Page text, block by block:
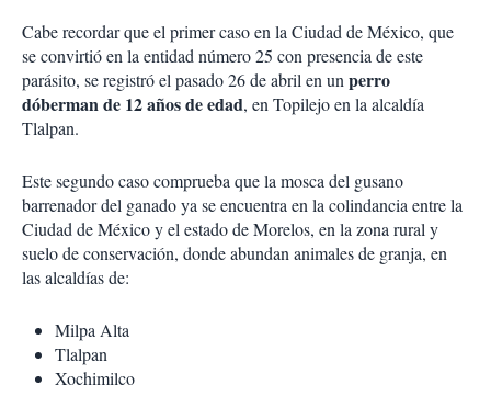
Cabe recordar que el primer caso en la Ciudad de México, que
se convirtió en la entidad número 25 con presencia de este
parásito, se registró el pasado 26 de abril en unperro
dóberman de 12 años de edad, en Topilejo en la alcaldía
Tlalpan.
Este segundo caso comprueba que la mosca del gusano
barrenador del ganado ya se encuentra en la colindancia entre la
Ciudad de México y el estado de Morelos, en la zona rural y
suelo de conservación, donde abundan animales de granja, en
las alcaldías de:
Milpa Alta
Tlalpan
Xochimilco